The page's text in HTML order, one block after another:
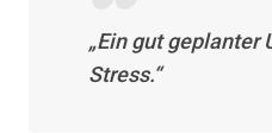
„Ein gut geplanter
Stress.“